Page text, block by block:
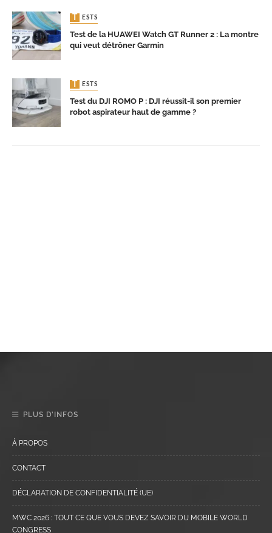
TESTS
Test de la HUAWEI Watch GT Runner 2 : La montre
qui veut détrôner Garmin
TESTS
Test du DJI ROMO P : DJI réussit-il son premier
robot aspirateur haut de gamme ?
PLUS D’INFOS
À PROPOS
CONTACT
DÉCLARATION DE CONFIDENTIALITÉ (UE)
MWC 2026 : TOUT CE QUE VOUS DEVEZ SAVOIR DU MOBILE WORLD
CONGRESS